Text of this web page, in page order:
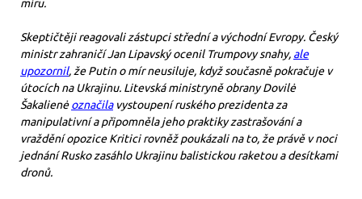
míru.
Skeptičtěji reagovali zástupci střední a východní Evropy. Český
ministr zahraničí Jan Lipavský ocenil Trumpovy snahy, ale
upozornil, že Putin o mír neusiluje, když současně pokračuje v
útocích na Ukrajinu. Litevská ministryně obrany Dovilė
Šakalienėoznačilavystoupení ruského prezidenta za
manipulativní a připomněla jeho praktiky zastrašování a
vraždění opozice Kritici rovněž poukázali na to, že právě v noci
jednání Rusko zasáhlo Ukrajinu balistickou raketou a desítkami
dronů.